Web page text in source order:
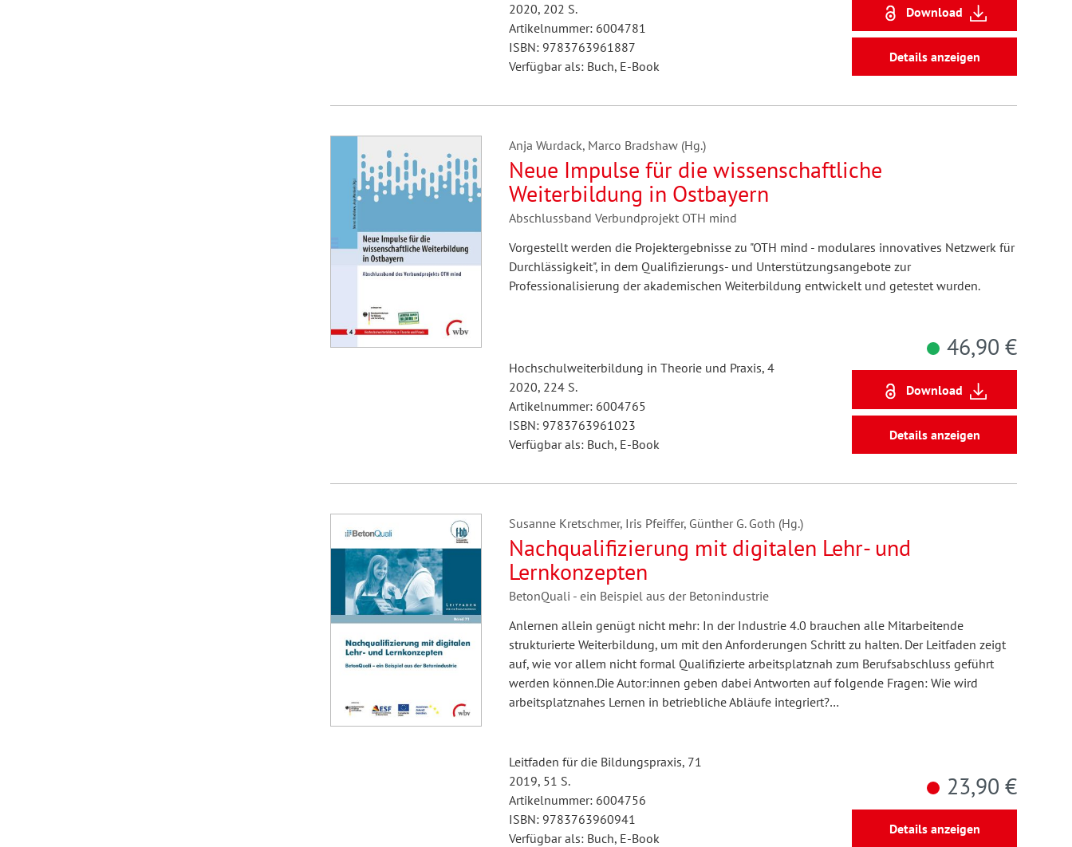
2020, 202 S.
Artikelnummer: 6004781
ISBN: 9783763961887
Verfügbar als: Buch, E-Book
Download
Details anzeigen
Anja Wurdack, Marco Bradshaw (Hg.)
Neue Impulse für die wissenschaftliche
Weiterbildung in Ostbayern
Abschlussband Verbundprojekt OTH mind
Vorgestellt werden die Projektergebnisse zu "OTH mind - modulares innovatives Netzwerk für
Durchlässigkeit", in dem Qualifizierungs- und Unterstützungsangebote zur
Professionalisierung der akademischen Weiterbildung entwickelt und getestet wurden.
Hochschulweiterbildung in Theorie und Praxis, 4
2020, 224 S.
Artikelnummer: 6004765
ISBN: 9783763961023
Verfügbar als: Buch, E-Book
46,90 €
Download
Details anzeigen
Susanne Kretschmer, Iris Pfeiffer, Günther G. Goth (Hg.)
Nachqualifizierung mit digitalen Lehr- und
Lernkonzepten
BetonQuali - ein Beispiel aus der Betonindustrie
Anlernen allein genügt nicht mehr: In der Industrie 4.0 brauchen alle Mitarbeitende
strukturierte Weiterbildung, um mit den Anforderungen Schritt zu halten. Der Leitfaden zeigt
auf, wie vor allem nicht formal Qualifizierte arbeitsplatznah zum Berufsabschluss geführt
werden können.Die Autor:innen geben dabei Antworten auf folgende Fragen: Wie wird
arbeitsplatznahes Lernen in betriebliche Abläufe integriert?…
Leitfaden für die Bildungspraxis, 71
2019, 51 S.
Artikelnummer: 6004756
ISBN: 9783763960941
Verfügbar als: Buch, E-Book
23,90 €
Details anzeigen